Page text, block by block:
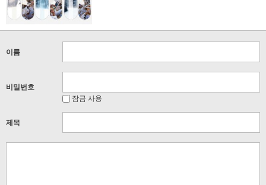
이름
비밀번호
잠금 사용
제목